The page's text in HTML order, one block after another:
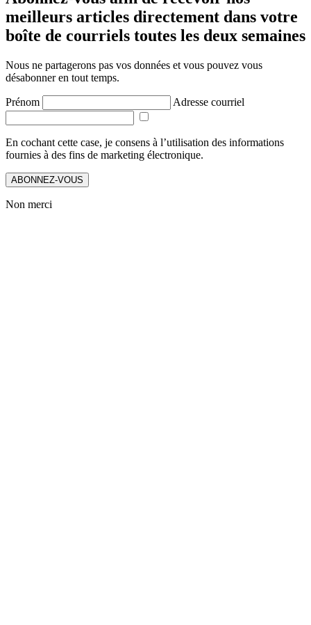
meilleurs articles directement dans votre
boîte de courriels toutes les deux semaines
Nous ne partagerons pas vos données et vous pouvez vous
désabonner en tout temps.
Prénom Adresse courriel
En cochant cette case, je consens à l’utilisation des informations
fournies à des fins de marketing électronique.
ABONNEZ-VOUS
Non merci